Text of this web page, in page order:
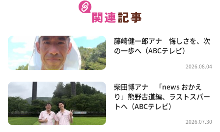
藤崎健一郎アナ 悔しさを、次
の一歩へ（ABCテレビ）
2026.08.04
柴田博アナ 「news おかえ
り」熊野古道編、ラストスパー
トへ（ABCテレビ）
2026.07.30